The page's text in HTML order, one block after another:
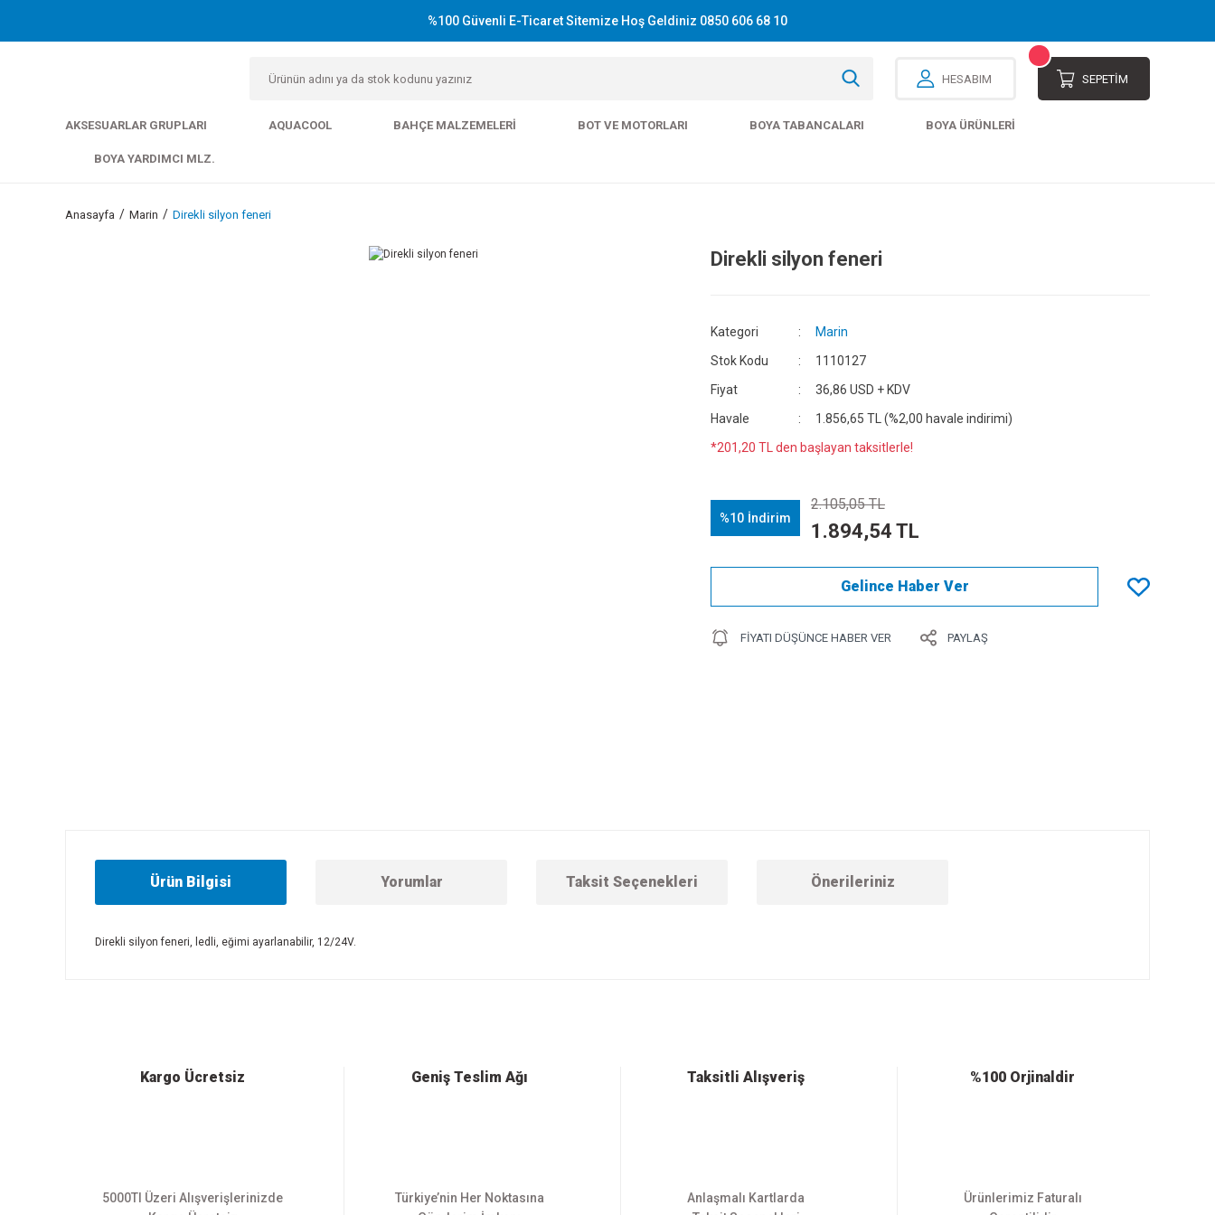
%100 Güvenli E-Ticaret Sitemize Hoş Geldiniz 0850 606 68 10
HESABIM SEPETİM
AKSESUARLAR GRUPLARI AQUACOOL BAHÇE MALZEMELERI BOT VE MOTORLARI BOYA TABANCALARI BOYA ÜRÜNLERI
BOYA YARDIMCI MLZ.
Anasayfa Marin Direkli silyon feneri
Direkli silyon feneri
Kategori
Marin
Stok Kodu
1110127
Fiyat
36,86 USD + KDV
Havale
1.856,65 TL (%2,00 havale indirimi)
*201,20 TL den başlayan taksitlerle!
%10 İndirim
2.105,05 TL
1.894,54 TL
Gelince Haber Ver
FIYATI DÜŞÜNCE HABER VER PAYLAŞ
Ürün Bilgisi Yorumlar Taksit Seçenekleri Önerileriniz
Direkli silyon feneri, ledli, eğimi ayarlanabilir, 12/24V.
Ürün bilgilerinde hatalar bulunuyor.
Kargo Ücretsiz
5000Tl Üzeri Alışverişlerinizde
Geniş Teslim Ağı
Türkiye’nin Her Noktasına
Taksitli Alışveriş
Anlaşmalı Kartlarda
%100 Orjinaldir
Ürünlerimiz Faturalı